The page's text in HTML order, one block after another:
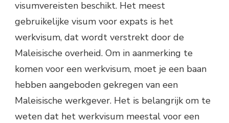
visumvereisten beschikt. Het meest
gebruikelijke visum voor expats is het
werkvisum, dat wordt verstrekt door de
Maleisische overheid. Om in aanmerking te
komen voor een werkvisum, moet je een baan
hebben aangeboden gekregen van een
Maleisische werkgever. Het is belangrijk om te
weten dat het werkvisum meestal voor een